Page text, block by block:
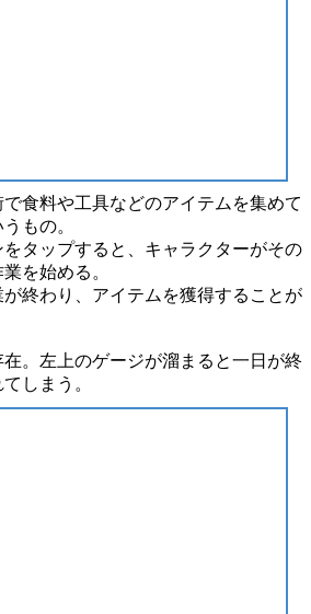
で食料や工具などのアイテム を集めて
もの。
をタップすると、キャラクターがその
業を始める。
終わり、 アイテム を獲得することが
在。左上のゲージが溜まると一日が終
しまう。